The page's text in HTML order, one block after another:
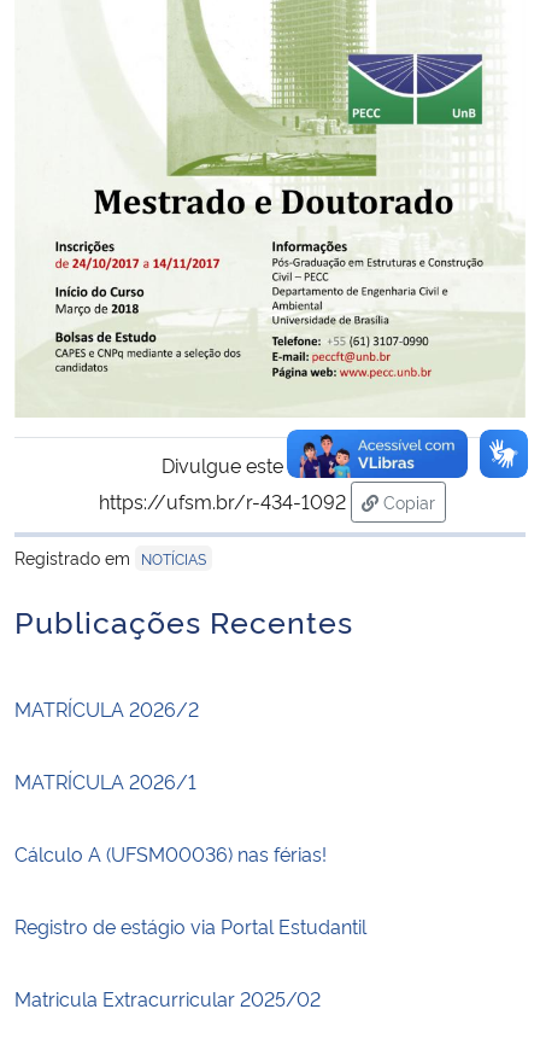
Divulgue este conteúdo:
https://ufsm.br/r-434-1092
Copiar
para área de
Registrado em
NOTÍCIAS
Publicações Recentes
MATRÍCULA 2026/2
MATRÍCULA 2026/1
Cálculo A (UFSM00036) nas férias!
Registro de estágio via Portal Estudantil
Matricula Extracurricular 2025/02